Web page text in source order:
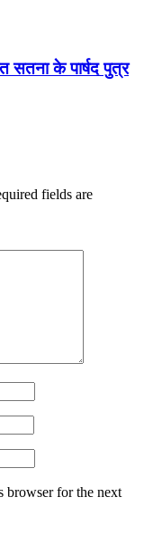
सतना के पार्षद पुत्र
fields are
browser for the next